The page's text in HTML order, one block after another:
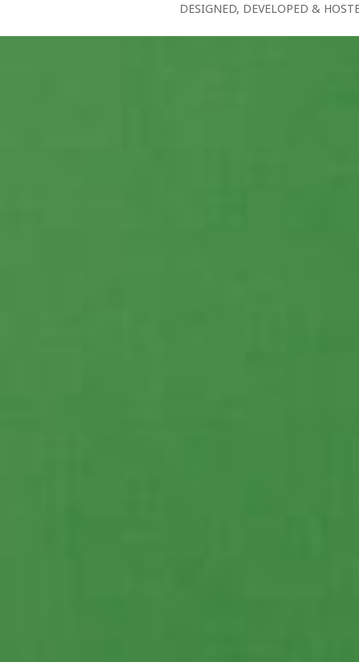
DESIGNED, DEVELOPED &